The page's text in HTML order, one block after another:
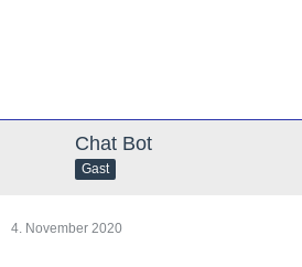
Chat Bot
Gast
4. November 2020